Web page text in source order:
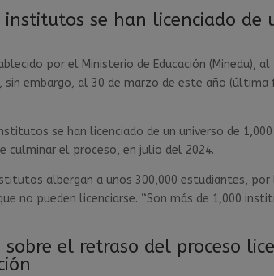
se han licenciado de
por el Ministerio de Educación (Minedu),
embargo, al 30 de marzo de este año (última
se han licenciado de un universo de
culminar el proceso, en julio del 2024.
albergan a unos 300,000 estudiantes,
no pueden licenciarse. “Son más de 1,000
el retraso del proceso